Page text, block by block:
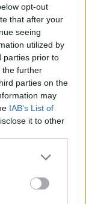
opt-out
that after your
seeing
utilized by
parties prior to
the further
parties on the
may
IAB’s List of
it to other
και δράσεις με